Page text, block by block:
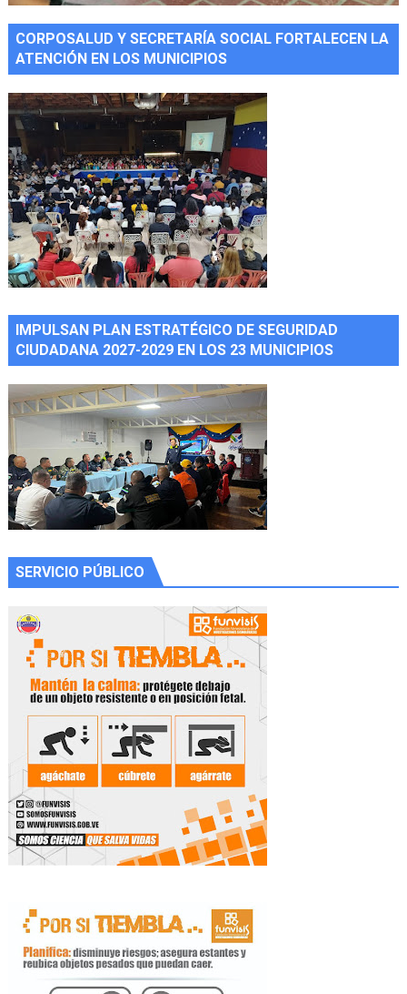
CORPOSALUD Y SECRETARÍA SOCIAL FORTALECEN LA
ATENCIÓN EN LOS MUNICIPIOS
IMPULSAN PLAN ESTRATÉGICO DE SEGURIDAD
CIUDADANA 2027-2029 EN LOS 23 MUNICIPIOS
SERVICIO PÚBLICO